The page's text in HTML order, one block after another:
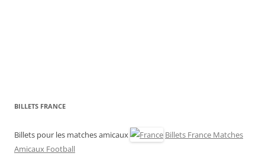
BILLETS FRANCE
Billets pour les matches amicaux
Billets France Matches
Amicaux Football